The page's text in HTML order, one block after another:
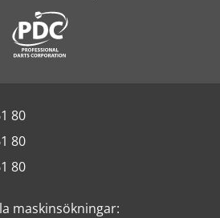
80
80
80
maskinsökningar: